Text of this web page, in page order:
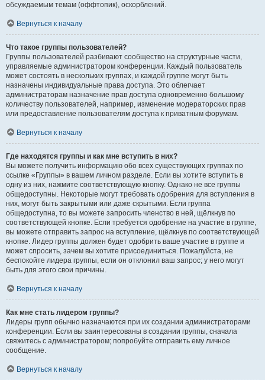
обсуждаемым темам (оффтопик), оскорблений.
Вернуться к началу
Что такое группы пользователей?
Группы пользователей разбивают сообщество на структурные части,
управляемые администратором конференции. Каждый пользователь
может состоять в нескольких группах, и каждой группе могут быть
назначены индивидуальные права доступа. Это облегчает
администраторам назначение прав доступа одновременно большому
количеству пользователей, например, изменение модераторских прав
или предоставление пользователям доступа к приватным форумам.
Вернуться к началу
Где находятся группы и как мне вступить в них?
Вы можете получить информацию обо всех существующих группах по
ссылке «Группы» в вашем личном разделе. Если вы хотите вступить в
одну из них, нажмите соответствующую кнопку. Однако не все группы
общедоступны. Некоторые могут требовать одобрения для вступления в
них, могут быть закрытыми или даже скрытыми. Если группа
общедоступна, то вы можете запросить членство в ней, щёлкнув по
соответствующей кнопке. Если требуется одобрение на участие в группе,
вы можете отправить запрос на вступление, щёлкнув по соответствующей
кнопке. Лидер группы должен будет одобрить ваше участие в группе и
может спросить, зачем вы хотите присоединиться. Пожалуйста, не
беспокойте лидера группы, если он отклонил ваш запрос; у него могут
быть для этого свои причины.
Вернуться к началу
Как мне стать лидером группы?
Лидеры групп обычно назначаются при их создании администраторами
конференции. Если вы заинтересованы в создании группы, сначала
свяжитесь с администратором; попробуйте отправить ему личное
сообщение.
Вернуться к началу